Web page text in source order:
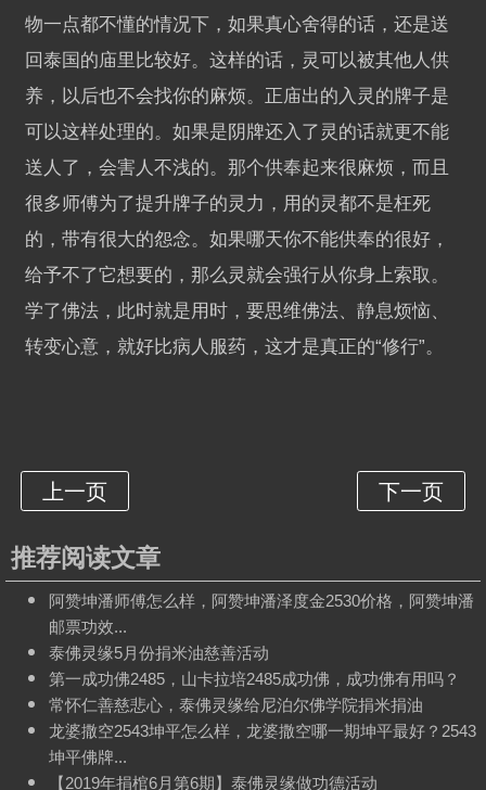
物一点都不懂的情况下，如果真心舍得的话，还是送
回泰国的庙里比较好。这样的话，灵可以被其他人供
养，以后也不会找你的麻烦。正庙出的入灵的牌子是
可以这样处理的。如果是阴牌还入了灵的话就更不能
送人了，会害人不浅的。那个供奉起来很麻烦，而且
很多师傅为了提升牌子的灵力，用的灵都不是枉死
的，带有很大的怨念。如果哪天你不能供奉的很好，
给予不了它想要的，那么灵就会强行从你身上索取。
学了佛法，此时就是用时，要思维佛法、静息烦恼、
转变心意，就好比病人服药，这才是真正的“修行”。
推荐阅读文章
阿赞坤潘师傅怎么样，阿赞坤潘泽度金2530价格，阿赞坤潘
邮票功效...
泰佛灵缘5月份捐米油慈善活动
第一成功佛2485，山卡拉培2485成功佛，成功佛有用吗？
常怀仁善慈悲心，泰佛灵缘给尼泊尔佛学院捐米捐油
龙婆撒空2543坤平怎么样，龙婆撒空哪一期坤平最好？2543
坤平佛牌...
【2019年捐棺6月第6期】泰佛灵缘做功德活动